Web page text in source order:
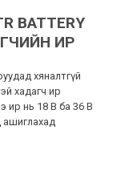
BATTERY
ИР
хяналтгүй
хадагч ир
ир нь 18 В ба 36 В
ашиглахад